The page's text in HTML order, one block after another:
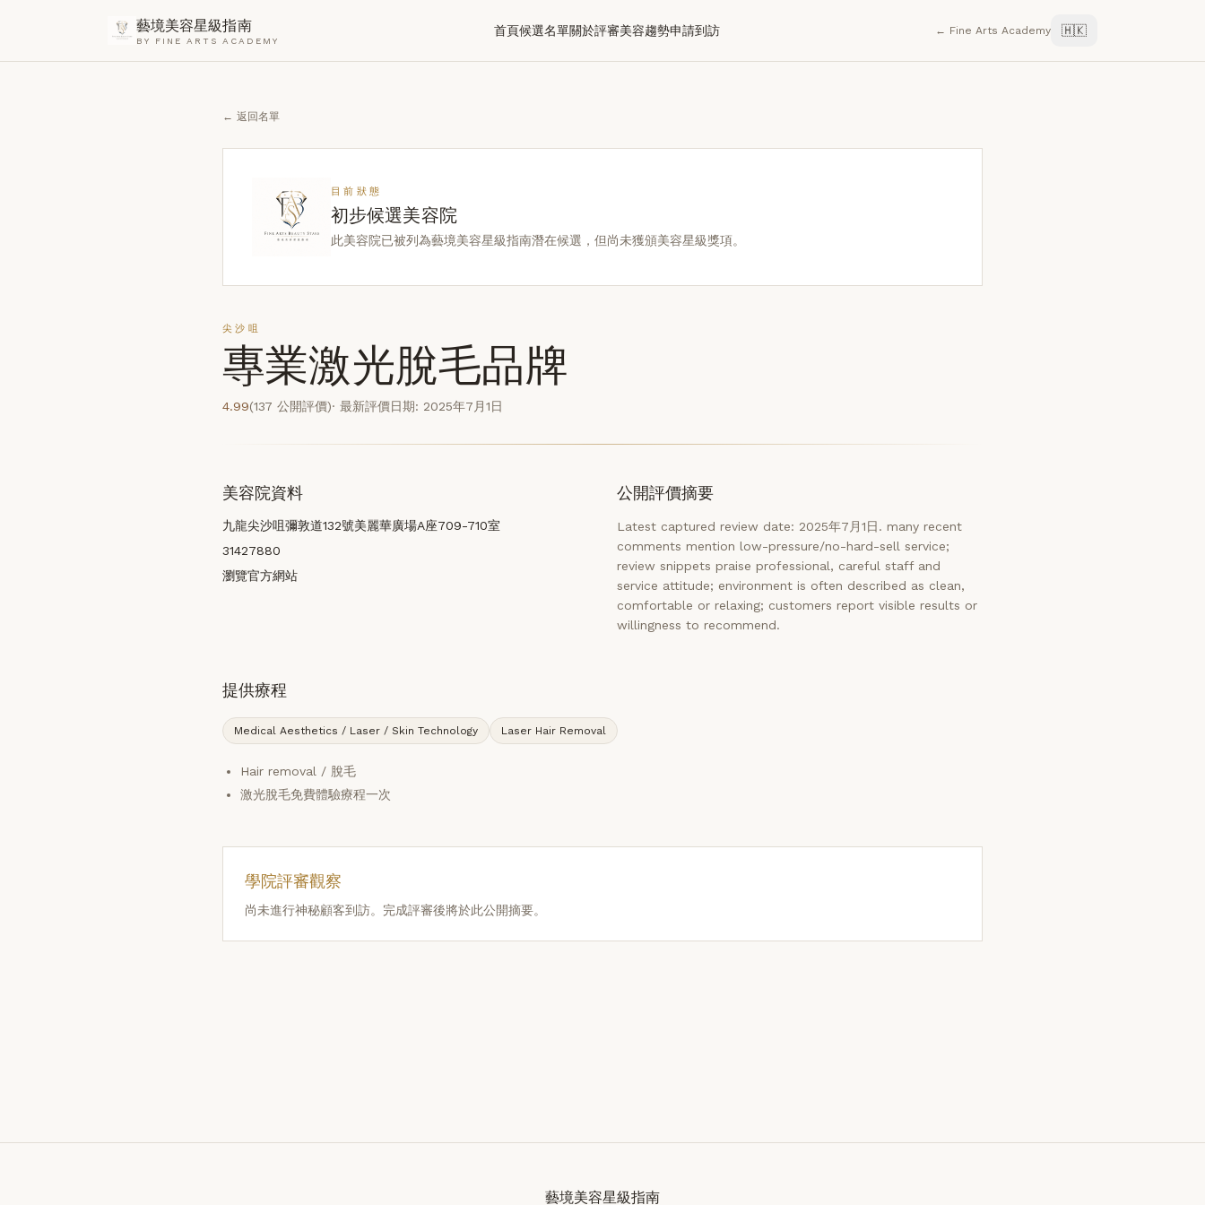
藝境美容星級指南
BY FINE ARTS ACADEMY
首頁候選名單關於評審美容趨勢申請到訪 ← Fine Arts Academy 🇭🇰
← 返回名單
目前狀態
初步候選美容院
此美容院已被列為藝境美容星級指南潛在候選，但尚未獲頒美容星級獎項。
尖沙咀
專業激光脫毛品牌
4.99(137 公開評價)· 最新評價日期: 2025年7月1日
美容院資料
九龍尖沙咀彌敦道132號美麗華廣場A座709-710室
31427880
瀏覽官方網站
公開評價摘要
Latest captured review date: 2025年7月1日. many recent
comments mention low-pressure/no-hard-sell service;
review snippets praise professional, careful staff and
service attitude; environment is often described as clean,
comfortable or relaxing; customers report visible results or
willingness to recommend.
提供療程
Medical Aesthetics / Laser / Skin Technology Laser Hair Removal
Hair removal / 脫毛
激光脫毛免費體驗療程一次
學院評審觀察
尚未進行神秘顧客到訪。完成評審後將於此公開摘要。
藝境美容星級指南